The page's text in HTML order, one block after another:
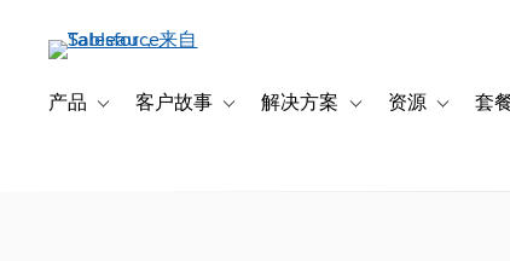
产品 Toggle sub-navigation for 产品
客户故事 Toggle sub-navigation for 客户故事
解决方案 Toggle sub-navigation
资源 Toggle
套